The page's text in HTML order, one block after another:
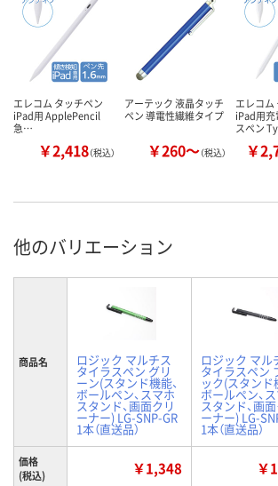
エレコム タッチペン
iPad用 ApplePencil
急…
￥2,418（税込）
アーテック 液晶タッチ
ペン 導電性繊維タイプ
￥260～（税込）
エレコム
iPad用充
スペン
￥
他のバリエーション
商品名 ロジック マルチス
タイラスペン グリ
ーン(スタンド機能、
ボールペン、スマホ
スタンド、画面クリ
ーナー) LG-SNP-GR
1本（直送品）
ロジック マル
タイラスペン
ック(スタンド
ボールペン、
スタンド、画
ーナー) LG-
1本（直送品）
価格
(税込)
￥1,348 ￥